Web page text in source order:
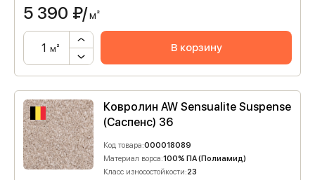
5 390 ₽/м²
м² В корзину
Ковролин AW Sensualite Suspense
(Саспенс) 36
Код товара:000018089
Материал ворса:100% ПА (Полиамид)
Класс износостойкости:23